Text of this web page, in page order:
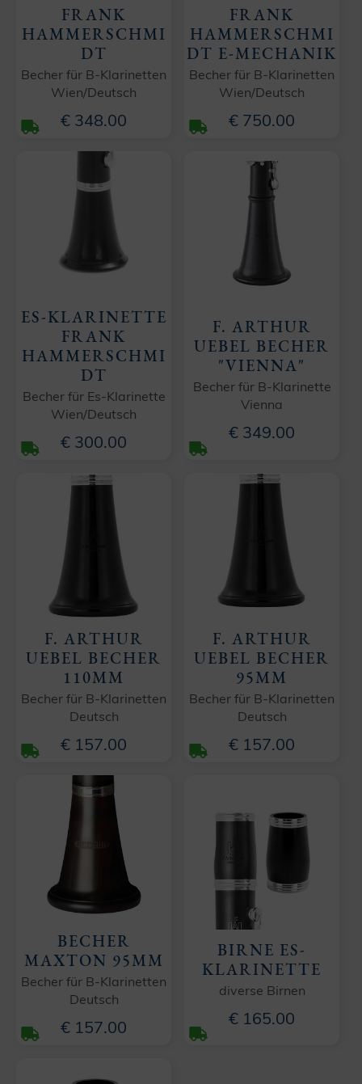
FRANK
HAMMERSCHMI
DT
Becher für B-Klarinetten
Wien/Deutsch
€ 348.00
FRANK
HAMMERSCHMI
DT E-MECHANIK
Becher für B-Klarinetten
Wien/Deutsch
€ 750.00
ES-KLARINETTE
FRANK
HAMMERSCHMI
DT
Becher für Es-Klarinette
Wien/Deutsch
€ 300.00
F. ARTHUR
UEBEL BECHER
"VIENNA"
Becher für B-Klarinette
Vienna
€ 349.00
F. ARTHUR
UEBEL BECHER
110MM
Becher für B-Klarinetten
Deutsch
€ 157.00
F. ARTHUR
UEBEL BECHER
95MM
Becher für B-Klarinetten
Deutsch
€ 157.00
BECHER
MAXTON 95MM
Becher für B-Klarinetten
Deutsch
€ 157.00
BIRNE ES-
KLARINETTE
diverse Birnen
€ 165.00